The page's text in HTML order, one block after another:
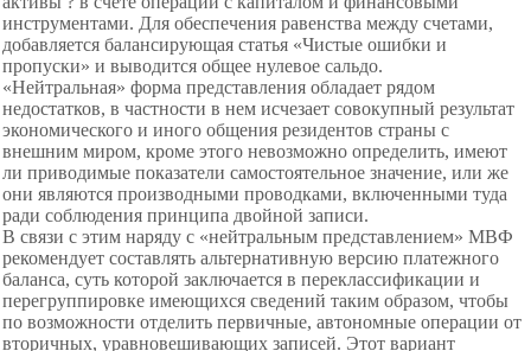
инструментами. Для обеспечения равенства между счетами,
добавляется балансирующая статья «Чистые ошибки и
пропуски» и выводится общее нулевое сальдо.
«Нейтральная» форма представления обладает рядом
недостатков, в частности в нем исчезает совокупный результат
экономического и иного общения резидентов страны с
внешним миром, кроме этого невозможно определить, имеют
ли приводимые показатели самостоятельное значение, или же
они являются производными проводками, включенными туда
ради соблюдения принципа двойной записи.
В связи с этим наряду с «нейтральным представлением» МВФ
рекомендует составлять альтернативную версию платежного
баланса, суть которой заключается в переклассификации и
перегруппировке имеющихся сведений таким образом, чтобы
по возможности отделить первичные, автономные операции от
вторичных, уравновешивающих записей. Этот вариант